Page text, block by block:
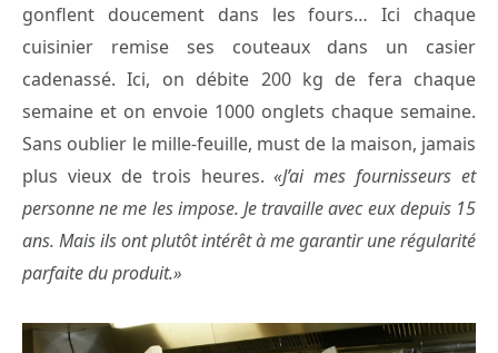
gonflent doucement dans les fours… Ici chaque
cuisinier remise ses couteaux dans un casier
cadenassé. Ici, on débite 200 kg de fera chaque
semaine et on envoie 1000 onglets chaque semaine.
Sans oublier le mille-feuille, must de la maison, jamais
plus vieux de trois heures.«J’ai mes fournisseurs et
personne ne me les impose. Je travaille avec eux depuis 15
ans. Mais ils ont plutôt intérêt à me garantir une régularité
parfaite du produit.»